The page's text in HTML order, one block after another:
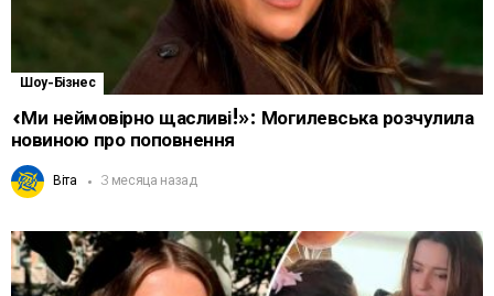
Шоу-Бізнес
«Ми неймовірно щасливі!»: Могилевська розчулила
новиною про поповнення
Віта 3 месяца назад